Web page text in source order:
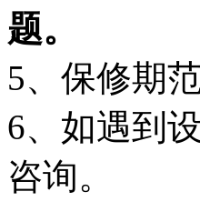
题。
5、保修期
6、如遇到
咨询。